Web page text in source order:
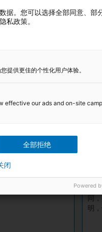
险源辨识与风险
对
同
明
据。您可以选择全部同意、部
私政策。
提供更佳的个性化用户体验。
effective our ads and on-site
全部拒绝
闭
Powered